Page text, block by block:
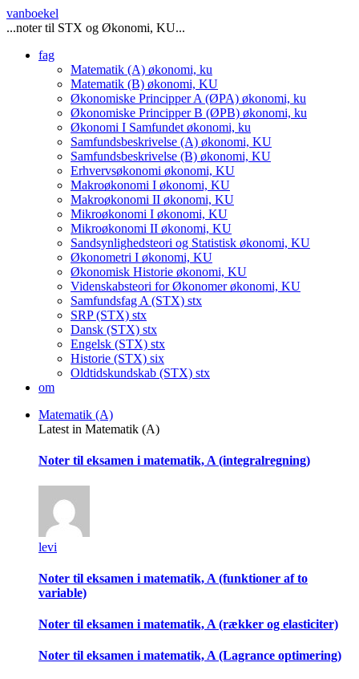
vanboekel
...noter til STX og Økonomi, KU...
fag
Matematik (A) økonomi, ku
Matematik (B) økonomi, KU
Økonomiske Principper A (ØPA) økonomi, ku
Økonomiske Principper B (ØPB) økonomi, ku
Økonomi I Samfundet økonomi, ku
Samfundsbeskrivelse (A) økonomi, KU
Samfundsbeskrivelse (B) økonomi, KU
Erhvervsøkonomi økonomi, KU
Makroøkonomi I økonomi, KU
Makroøkonomi II økonomi, KU
Mikroøkonomi I økonomi, KU
Mikroøkonomi II økonomi, KU
Sandsynlighedsteori og Statistisk økonomi, KU
Økonometri I økonomi, KU
Økonomisk Historie økonomi, KU
Videnskabsteori for Økonomerøkonomi, KU
Samfundsfag A (STX) stx
SRP (STX) stx
Dansk (STX) stx
Engelsk (STX) stx
Historie (STX) six
Oldtidskundskab (STX) stx
om
Matematik (A)
Latest in Matematik (A)
Noter til eksamen i matematik, A (integralregning)
levi
Noter til eksamen i matematik, A (funktioner af to
variable)
Noter til eksamen i matematik, A (rækker og elasticiter)
Noter til eksamen i matematik, A (Lagrance optimering)